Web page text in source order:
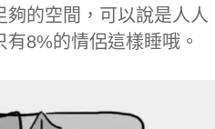
的空間，可以說是人人
8%的情侶這樣睡哦。